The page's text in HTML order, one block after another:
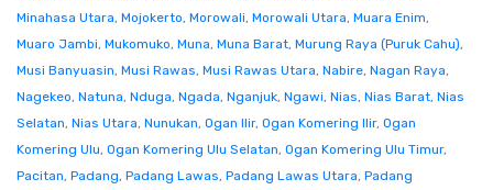
Minahasa Utara, Mojokerto, Morowali, Morowali Utara, Muara Enim,
Muaro Jambi, Mukomuko, Muna, Muna Barat, Murung Raya (Puruk Cahu),
Musi Banyuasin, Musi Rawas, Musi Rawas Utara, Nabire, Nagan Raya,
Nagekeo, Natuna, Nduga, Ngada, Nganjuk, Ngawi, Nias, Nias Barat, Nias
Selatan, Nias Utara, Nunukan, Ogan Ilir, Ogan Komering Ilir, Ogan
Komering Ulu, Ogan Komering Ulu Selatan, Ogan Komering Ulu Timur,
Pacitan, Padang, Padang Lawas, Padang Lawas Utara, Padang